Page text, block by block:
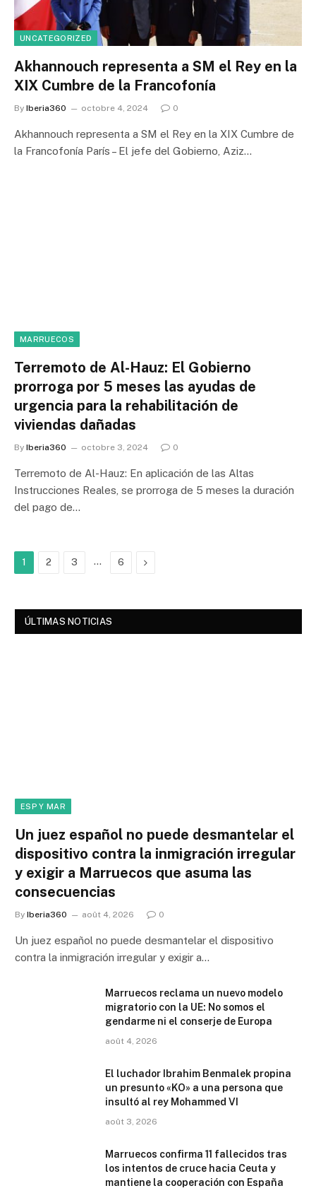
UNCATEGORIZED
Akhannouch representa a SM el Rey en la
XIX Cumbre de la Francofonía
By Iberia360 octobre 4, 2024 0
Akhannouch representa a SM el Rey en la XIX Cumbre de
la Francofonía París – El jefe del Gobierno, Aziz…
MARRUECOS
Terremoto de Al-Hauz: El Gobierno
prorroga por 5 meses las ayudas de
urgencia para la rehabilitación de
viviendas dañadas
By Iberia360 octobre 3, 2024 0
Terremoto de Al-Hauz: En aplicación de las Altas
Instrucciones Reales, se prorroga de 5 meses la duración
del pago de…
1 2 3 … 6 Next
ÚLTIMAS NOTICIAS
ESP Y MAR
Un juez español no puede desmantelar el
dispositivo contra la inmigración irregular
y exigir a Marruecos que asuma las
consecuencias
By Iberia360 août 4, 2026 0
Un juez español no puede desmantelar el dispositivo
contra la inmigración irregular y exigir a…
Marruecos reclama un nuevo modelo
migratorio con la UE: No somos el
gendarme ni el conserje de Europa
août 4, 2026
El luchador Ibrahim Benmalek propina
un presunto «KO» a una persona que
insultó al rey Mohammed VI
août 3, 2026
Marruecos confirma 11 fallecidos tras
los intentos de cruce hacia Ceuta y
mantiene la cooperación con España